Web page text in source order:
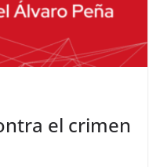
el crimen